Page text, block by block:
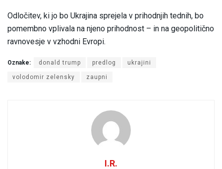
Odločitev, ki jo bo Ukrajina sprejela v prihodnjih tednih, bo
pomembno vplivala na njeno prihodnost – in na geopolitično
ravnovesje v vzhodni Evropi.
Oznake: donald trump predlog ukrajini
volodomir zelensky zaupni
I.R.